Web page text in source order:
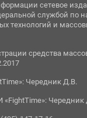
сетевое
службой по
технологий и
средства
Чередник Д.В.
«FightTime»: Чередник